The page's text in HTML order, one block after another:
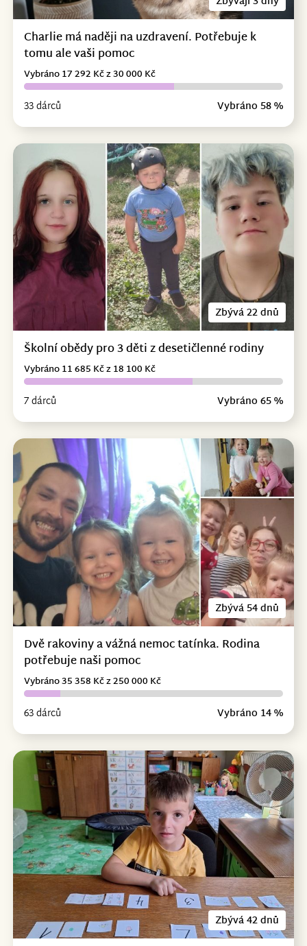
Charlie má naději na uzdravení. Potřebuje k
tomu ale vaši pomoc
33 dárců Vybráno 58 %
Vybráno 17 292 Kč z 30 000 Kč
Zbývá 22 dnů
Školní obědy pro 3 děti z desetičlenné rodiny
7 dárců Vybráno 65 %
Vybráno 11 685 Kč z 18 100 Kč
Zbývá 54 dnů
Dvě rakoviny a vážná nemoc tatínka. Rodina
potřebuje naši pomoc
63 dárců Vybráno 14 %
Vybráno 35 358 Kč z 250 000 Kč
Zbývá 42 dnů